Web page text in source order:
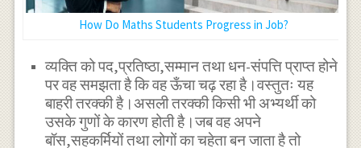
How Do Maths Students Progress in Job?
व्यक्ति को पद,प्रतिष्ठा,सम्मान तथा धन-संपत्ति प्राप्त होने
पर वह समझता है कि वह ऊँचा चढ़ रहा है।वस्तुतः यह
बाहरी तरक्की है।असली तरक्की किसी भी अभ्यर्थी को
उसके गुणों के कारण होती है।जब वह अपने
बॉस,सहकर्मियों तथा लोगों का चहेता बन जाता है तो